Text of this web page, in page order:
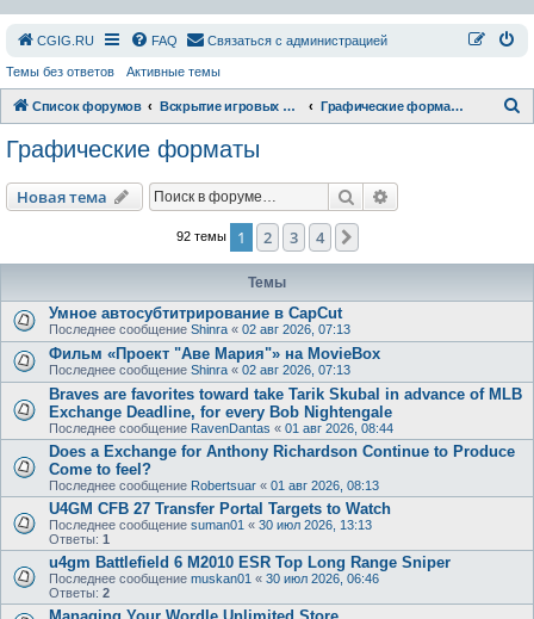
СGIG.RU FAQ Связаться с администрацией
Темы без ответов Активные темы
Список форумов Вскрытие игровых ресурсов Графические форматы
Графические форматы
Новая тема Поиск
92 темы 1 2 3 4
Темы
Умное автосубтитрирование в CapCut
Последнее сообщение Shinra « 02 авг 2026, 07:13
Фильм «Проект "Аве Мария"» на MovieBox
Последнее сообщение Shinra « 02 авг 2026, 07:13
Braves are favorites toward take Tarik Skubal in advance of MLB
Exchange Deadline, for every Bob Nightengale
Последнее сообщение RavenDantas « 01 авг 2026, 08:44
Does a Exchange for Anthony Richardson Continue to Produce
Come to feel?
Последнее сообщение Robertsuar « 01 авг 2026, 08:13
U4GM CFB 27 Transfer Portal Targets to Watch
Последнее сообщение suman01 « 30 июл 2026, 13:13
Ответы: 1
u4gm Battlefield 6 M2010 ESR Top Long Range Sniper
Последнее сообщение muskan01 « 30 июл 2026, 06:46
Ответы: 2